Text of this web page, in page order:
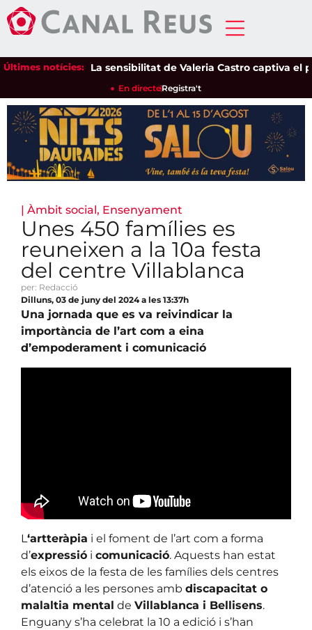
Últimes notícies:La sensibilitat de Valeria Castro captiva el
En directeRegistra't
| Àmbit social, Ensenyament
Unes 450 famílies es
reuneixen a la 10a festa
del centre Villablanca
per: Redacció
Dilluns, 03 de juny del 2024 a les 13:37h
Una jornada que es va reivindicar la
importància de l’art com a eina
d’empoderament i comunicació
L‘artteràpia i el foment de l’art com a forma
d’expressió i comunicació. Aquests han estat
els eixos de la festa de les famílies dels centres
d’atenció a les persones amb discapacitat o
malaltia mental de Villablanca i Bellisens.
Enguany s’ha celebrat la 10 a edició i s’han